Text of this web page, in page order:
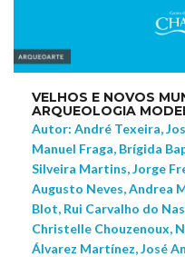
VELHOS E NOVOS
ARQUEOLOGIA
Autor: André Texeira,
Manuel Fraga, Brígida
Silveira Martins, Jorge
Augusto Neves, Andrea
Blot, Rui Carvalho do
Christelle Chouzenoux,
Álvarez Martínez, José